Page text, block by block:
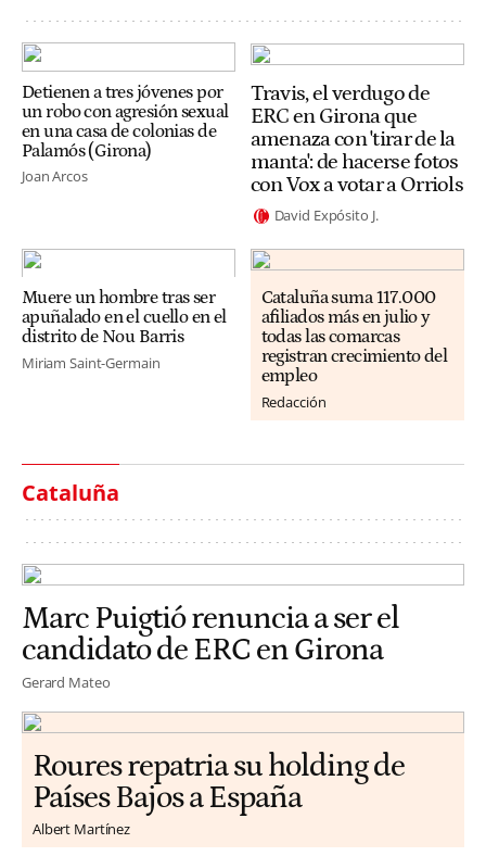
Detienen a tres jóvenes por
un robo con agresión sexual
en una casa de colonias de
Palamós (Girona)
Joan Arcos
Travis, el verdugo de
ERC en Girona que
amenaza con 'tirar de la
manta': de hacerse fotos
con Vox a votar a Orriols
David Expósito J.
Muere un hombre tras ser
apuñalado en el cuello en el
distrito de Nou Barris
Miriam Saint-Germain
Cataluña suma 117.000
afiliados más en julio y
todas las comarcas
registran crecimiento del
empleo
Redacción
Cataluña
Marc Puigtió renuncia a ser el
candidato de ERC en Girona
Gerard Mateo
Roures repatria su holding de
Países Bajos a España
Albert Martínez